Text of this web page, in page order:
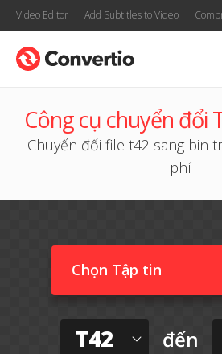
Video Editor Add Subtitles to Video
Công cụ chuyển đổi
Chuyển đổi file t42 sang bin
phí
Chọn Tập tin
T42 đến